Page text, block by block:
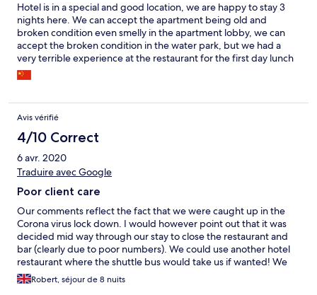
Hotel is in a special and good location, we are happy to stay 3
nights here. We can accept the apartment being old and
broken condition even smelly in the apartment lobby, we can
accept the broken condition in the water park, but we had a
very terrible experience at the restaurant for the first day lunch
when waiting check-in. Their restaurant staff totally hated us
sitting in and asked for lunch but they did say yes for serving our
breakfast next day, we can accept simple food but we can not
accept the restaurant staff’s poor service attitude. A lot of
families, more than 4 members, stay in the hotel, but hundreds
of table setting are all separated, we did not mind to combine it
my ourself but the staff yelling at us, said it is not allowed. It is
OK for not allowed if most customers travelled alone here, but
most customers here are family group, why the hotel
management did not make part of the tables for 4 persons, and
part of tables for 6-8 persons? It is a simple observation issue,
how can a 4-5 stars Splash Beach hotel management keeps
blind for this? Maybe the answer is simple, they do not care.
What is a waste for this spacious and special good location hotel.
I will come again and try to stay longer in the villa, but hope the
hotel management can wake up. Thanks
Avis vérifié
4/10 Correct
6 avr. 2020
Traduire avec Google
Poor client care
Our comments reflect the fact that we were caught up in the
Corona virus lock down. I would however point out that it was
decided mid way through our stay to close the restaurant and
bar (clearly due to poor numbers). We could use another hotel
restaurant where the shuttle bus would take us if wanted! We
ended up going to the Minimart and having salad bowels and
ready meals. The pool and gym were also inaccessible though
Robert, séjour de 8 nuits